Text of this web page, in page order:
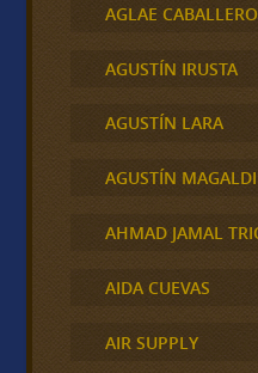
AGLAE CABALLERO
AGUSTÍN IRUSTA
AGUSTÍN LARA
AGUSTÍN MAGALDI
AHMAD JAMAL
AIDA CUEVAS
AIR SUPPLY